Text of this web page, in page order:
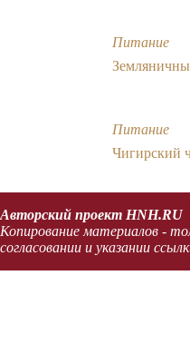
Питание
Питание
Чигирский
Авторский проект HNH.RU
Копирование материалов -
согласовании и указании